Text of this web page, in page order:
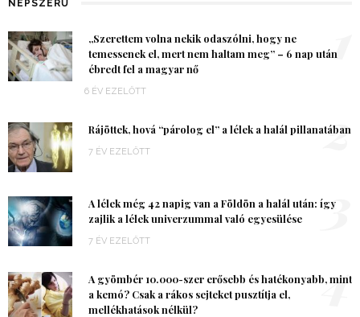
NÉPSZERŰ
„Szerettem volna nekik odaszólni, hogy ne
temessenek el, mert nem haltam meg” – 6 nap után
ébredt fel a magyar nő
6 ÉV EZELŐTT
1
Rájöttek, hová “párolog el” a lélek a halál pillanatában
7 ÉV EZELŐTT 2
A lélek még 42 napig van a Földön a halál után: így
zajlik a lélek univerzummal való egyesülése
7 ÉV EZELŐTT
3
A gyömbér 10.000-szer erősebb és hatékonyabb, mint
a kemó? Csak a rákos sejteket pusztítja el,
mellékhatások nélkül?
4